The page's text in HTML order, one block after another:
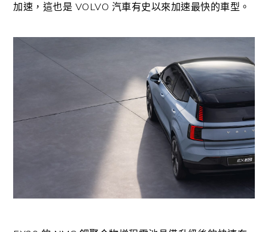
加速，這也是 VOLVO 汽車有史以來加速最快的車型。